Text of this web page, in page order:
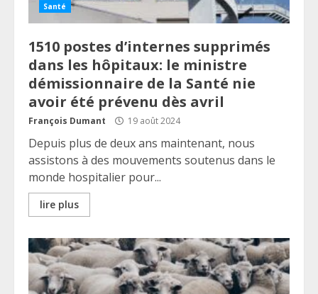
Santé
1510 postes d’internes supprimés
dans les hôpitaux: le ministre
démissionnaire de la Santé nie
avoir été prévenu dès avril
François Dumant 19 août 2024
Depuis plus de deux ans maintenant, nous
assistons à des mouvements soutenus dans le
monde hospitalier pour...
lire plus